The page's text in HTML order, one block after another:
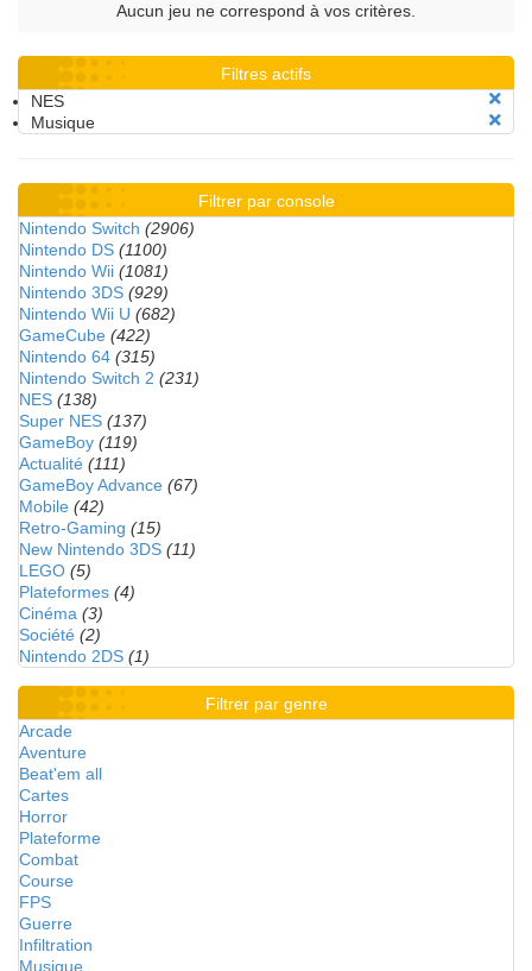
Aucun jeu ne correspond à vos critères.
Filtres actifs
NES
Musique
Filtrer par console
Nintendo Switch (2906)
Nintendo DS (1100)
Nintendo Wii (1081)
Nintendo 3DS (929)
Nintendo Wii U (682)
GameCube (422)
Nintendo 64 (315)
Nintendo Switch 2 (231)
NES (138)
Super NES (137)
GameBoy (119)
Actualité (111)
GameBoy Advance (67)
Mobile (42)
Retro-Gaming (15)
New Nintendo 3DS (11)
LEGO (5)
Plateformes (4)
Cinéma (3)
Société (2)
Nintendo 2DS (1)
Filtrer par genre
Arcade
Aventure
Beat'em all
Cartes
Horror
Plateforme
Combat
Course
FPS
Guerre
Infiltration
Musique